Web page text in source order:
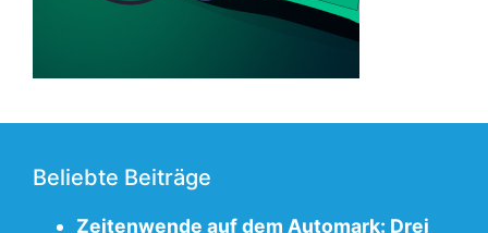
Beliebte Beiträge
Zeitenwende auf dem Automark: Drei